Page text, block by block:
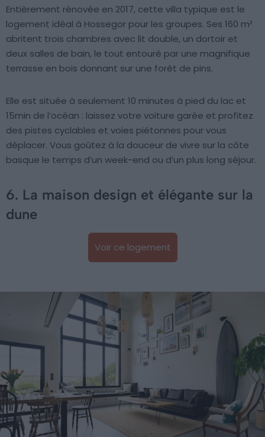
Entièrement rénovée en 2017, cette villa typique est le
logement idéal à Hossegor pour les groupes. Ses 160 m²
abritent trois chambres avec lit double, un dortoir et
deux salles de bain, le tout entouré par une magnifique
terrasse en bois donnant sur une forêt de pins.
Elle est située à seulement 10 minutes à pied du lac et
15min de l’océan : laissez votre voiture garée et profitez
des pistes cyclables et voies piétonnes pour vous
déplacer. Vous goûtez à la douceur de vivre sur la côte
basque le temps d’un week-end ou d’un plus long séjour.
6. La maison design et élégante sur la
dune
Voir ce logement